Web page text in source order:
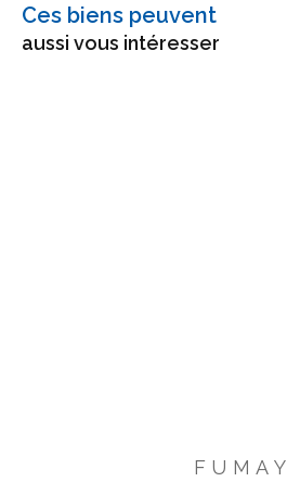
Ces biens peuvent
aussi vous intéresser
FUMAY